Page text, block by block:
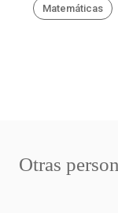
Matemáticas
Otras